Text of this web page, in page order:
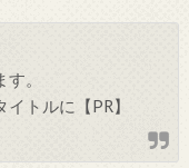
。
トルに【PR】